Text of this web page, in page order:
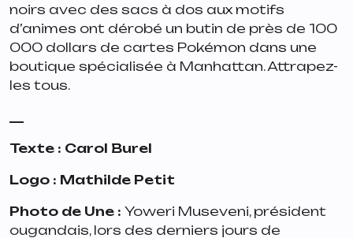
noirs avec des sacs à dos aux motifs
d’animes ont dérobé un butin de près de 100
000 dollars de cartes Pokémon dans une
boutique spécialisée à Manhattan. Attrapez-
les tous.
Texte : Carol Burel
Logo : Mathilde Petit
Photo de Une : Yoweri Museveni, président
ougandais, lors des derniers jours de